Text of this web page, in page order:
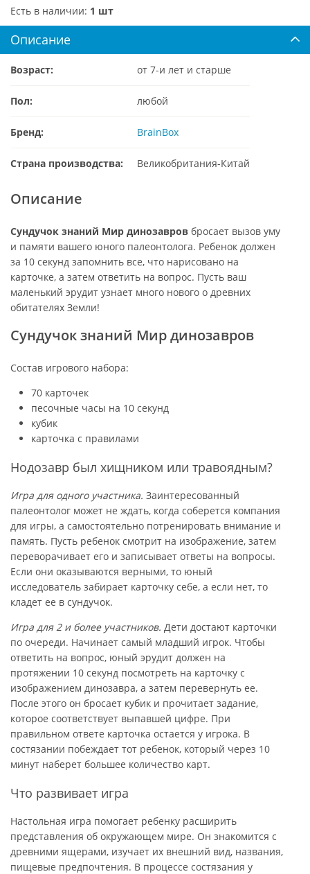
Есть в наличии: 1 шт
Описание
Возраст: от 7-и лет и старше
Пол: любой
Бренд: BrainBox
Страна производства: Великобритания-Китай
Описание
Сундучок знаний Мир динозавров бросает вызов уму
и памяти вашего юного палеонтолога. Ребенок должен
за 10 секунд запомнить все, что нарисовано на
карточке, а затем ответить на вопрос. Пусть ваш
маленький эрудит узнает много нового о древних
обитателях Земли!
Сундучок знаний Мир динозавров
Состав игрового набора:
70 карточек
песочные часы на 10 секунд
кубик
карточка с правилами
Нодозавр был хищником или травоядным?
Игра для одного участника. Заинтересованный
палеонтолог может не ждать, когда соберется компания
для игры, а самостоятельно потренировать внимание и
память. Пусть ребенок смотрит на изображение, затем
переворачивает его и записывает ответы на вопросы.
Если они оказываются верными, то юный
исследователь забирает карточку себе, а если нет, то
кладет ее в сундучок.
Игра для 2 и более участников. Дети достают карточки
по очереди. Начинает самый младший игрок. Чтобы
ответить на вопрос, юный эрудит должен на
протяжении 10 секунд посмотреть на карточку с
изображением динозавра, а затем перевернуть ее.
После этого он бросает кубик и прочитает задание,
которое соответствует выпавшей цифре. При
правильном ответе карточка остается у игрока. В
состязании побеждает тот ребенок, который через 10
минут наберет большее количество карт.
Что развивает игра
Настольная игра помогает ребенку расширить
представления об окружающем мире. Он знакомится с
древними ящерами, изучает их внешний вид, названия,
пищевые предпочтения. В процессе состязания у